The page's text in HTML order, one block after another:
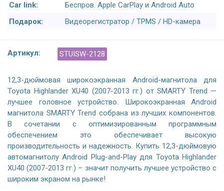
Car link:
Беспров. Apple CarPlay и Android Auto
Подарок:
Видеорегистратор / TPMS / HD-камера
Артикул: STUISW-2128
12,3-дюймовая широкоэкранная Android-магнитола для
Toyota Highlander XU40 (2007-2013 гг.) от SMARTY Trend —
лучшее головное устройство. Широкоэкранная Android
магнитола SMARTY Trend собрана из лучших компонентов.
В сочетании с оптимизированным программным
обеспечением это обеспечивает высокую
производительность и надежность. Купить 12,3-дюймовую
автомагнитолу Android Plug-and-Play для Toyota Highlander
XU40 (2007-2013 гг.) – значит получить лучшее устройство с
широким экраном на рынке!